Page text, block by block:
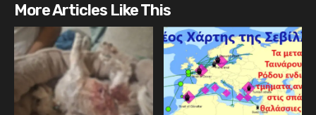
More Articles Like This